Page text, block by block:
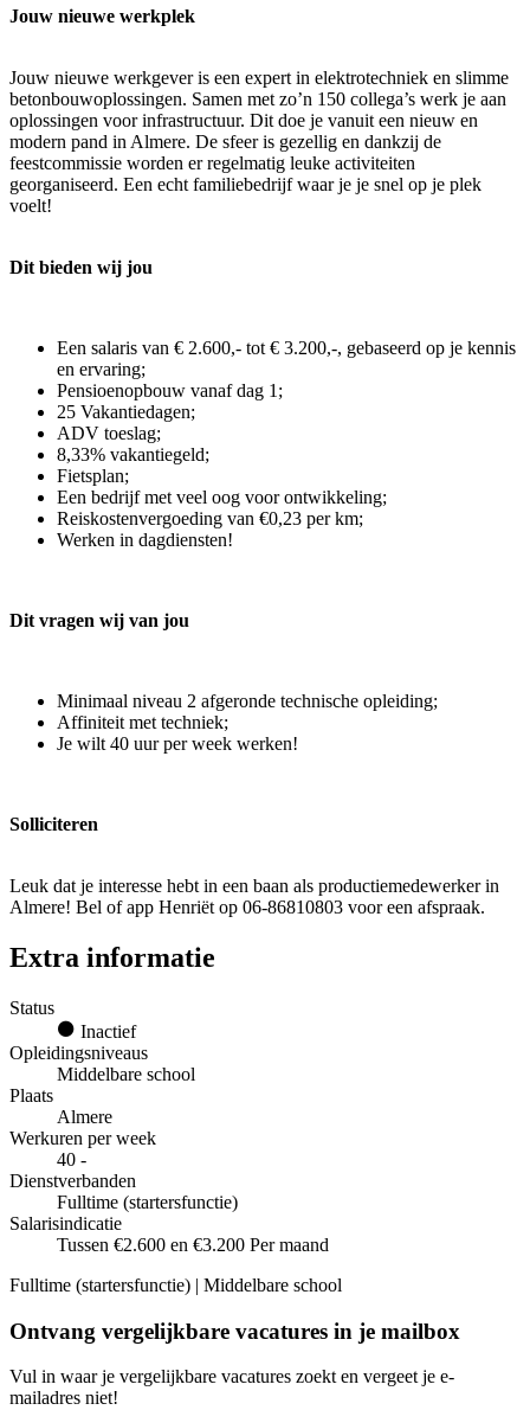
Jouw nieuwe werkplek
Jouw nieuwe werkgever is een expert in elektrotechniek en slimme
betonbouwoplossingen. Samen met zo’n 150 collega’s werk je aan
oplossingen voor infrastructuur. Dit doe je vanuit een nieuw en
modern pand in Almere. De sfeer is gezellig en dankzij de
feestcommissie worden er regelmatig leuke activiteiten
georganiseerd. Een echt familiebedrijf waar je je snel op je plek
voelt!
Dit bieden wij jou
Een salaris van € 2.600,- tot € 3.200,-, gebaseerd op je kennis
en ervaring;
Pensioenopbouw vanaf dag 1;
25 Vakantiedagen;
ADV toeslag;
8,33% vakantiegeld;
Fietsplan;
Een bedrijf met veel oog voor ontwikkeling;
Reiskostenvergoeding van €0,23 per km;
Werken in dagdiensten!
Dit vragen wij van jou
Minimaal niveau 2 afgeronde technische opleiding;
Affiniteit met techniek;
Je wilt 40 uur per week werken!
Solliciteren
Leuk dat je interesse hebt in een baan als productiemedewerker in
Almere! Bel of app Henriët op 06-86810803 voor een afspraak.
Extra informatie
Status
Inactief
Opleidingsniveaus
Middelbare school
Plaats
Almere
Werkuren per week
40 -
Dienstverbanden
Fulltime (startersfunctie)
Salarisindicatie
Tussen €2.600 en €3.200 Per maand
Fulltime (startersfunctie) | Middelbare school
Ontvang vergelijkbare vacatures in je mailbox
Vul in waar je vergelijkbare vacatures zoekt en vergeet je e-
mailadres niet!